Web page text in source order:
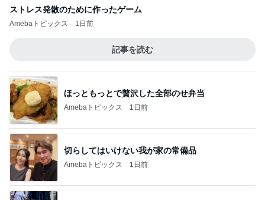
ストレス発散のために作ったゲーム
Amebaトピックス 1日前
記事を読む
ほっともっとで贅沢した全部のせ弁当
Amebaトピックス 1日前
切らしてはいけない我が家の常備品
Amebaトピックス 1日前